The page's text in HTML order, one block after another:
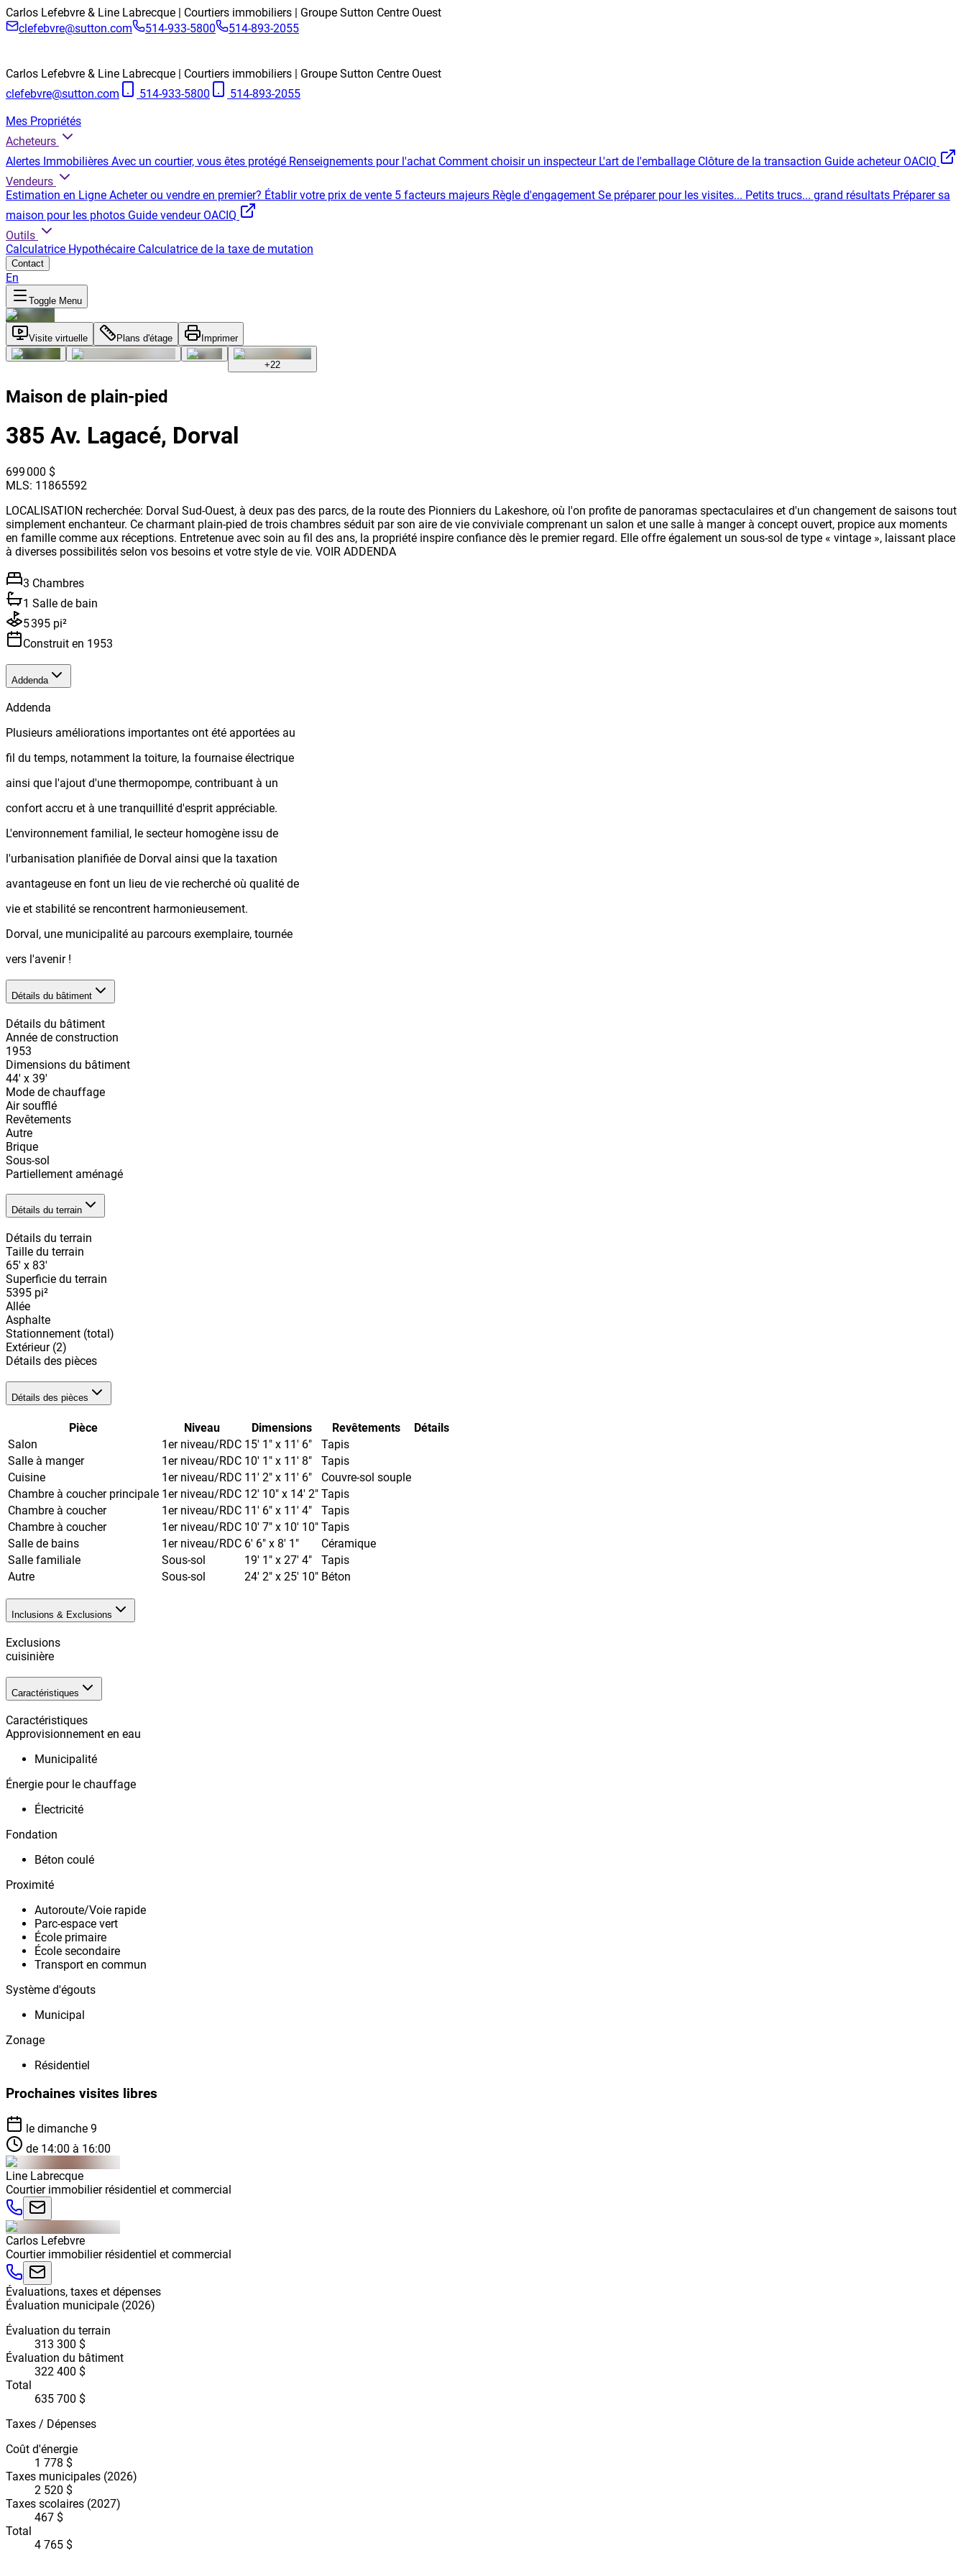
Carlos Lefebvre & Line Labrecque | Courtiers immobiliers | Groupe Sutton Centre Ouest
clefebvre@sutton.com
514-933-5800 514-893-2055
Carlos Lefebvre & Line Labrecque | Courtiers immobiliers | Groupe Sutton Centre Ouest
clefebvre@sutton.com
514-933-5800
514-893-2055
Mes Propriétés
Acheteurs
Alertes Immobilières Avec un courtier, vous êtes protégé Renseignements pour l'achat Comment choisir un inspecteur L'art de l'emballage Clôture de la transaction Guide acheteur OACIQ
Vendeurs
Estimation en Ligne Acheter ou vendre en premier? Établir votre prix de vente 5 facteurs majeurs Règle d'engagement Se préparer pour les visites... Petits trucs... grand résultats Préparer sa
maison pour les photos Guide vendeur OACIQ
Outils
Calculatrice Hypothécaire Calculatrice de la taxe de mutation
Contact
En
Toggle Menu
Visite virtuelle Plans d'étage Imprimer
+22
Maison de plain-pied
385 Av. Lagacé, Dorval
699 000 $
MLS: 11865592
LOCALISATION recherchée: Dorval Sud-Ouest, à deux pas des parcs, de la route des Pionniers du Lakeshore, où l'on profite de panoramas spectaculaires et d'un changement de saisons tout
simplement enchanteur. Ce charmant plain-pied de trois chambres séduit par son aire de vie conviviale comprenant un salon et une salle à manger à concept ouvert, propice aux moments
en famille comme aux réceptions. Entretenue avec soin au fil des ans, la propriété inspire confiance dès le premier regard. Elle offre également un sous-sol de type « vintage », laissant place
à diverses possibilités selon vos besoins et votre style de vie. VOIR ADDENDA
3 Chambres
1 Salle de bain
5 395 pi²
Construit en 1953
Addenda
Addenda
Plusieurs améliorations importantes ont été apportées au
fil du temps, notamment la toiture, la fournaise électrique
ainsi que l'ajout d'une thermopompe, contribuant à un
confort accru et à une tranquillité d'esprit appréciable.
L'environnement familial, le secteur homogène issu de
l'urbanisation planifiée de Dorval ainsi que la taxation
avantageuse en font un lieu de vie recherché où qualité de
vie et stabilité se rencontrent harmonieusement.
Dorval, une municipalité au parcours exemplaire, tournée
vers l'avenir !
Détails du bâtiment
Détails du bâtiment
Année de construction
1953
Dimensions du bâtiment
44' x 39'
Mode de chauffage
Air soufflé
Revêtements
Autre
Brique
Sous-sol
Partiellement aménagé
Détails du terrain
Détails du terrain
Taille du terrain
65' x 83'
Superficie du terrain
5395 pi²
Allée
Asphalte
Stationnement (total)
Extérieur(2)
Détails des pièces
Détails des pièces
Pièce Niveau Dimensions Revêtements
Détails
Salon
1er niveau/RDC 15' 1" x 11' 6"
Tapis
Salle à manger
1er niveau/RDC 10' 1" x 11' 8"
Tapis
Cuisine
1er niveau/RDC 11' 2" x 11' 6"
Couvre-sol souple
Chambre à coucher principale 1er niveau/RDC 12' 10" x 14' 2" Tapis
Chambre à coucher
1er niveau/RDC 11' 6" x 11' 4"
Tapis
Chambre à coucher
1er niveau/RDC 10' 7" x 10' 10" Tapis
Salle de bains
1er niveau/RDC 6' 6" x 8' 1"
Céramique
Salle familiale
Sous-sol 19' 1" x 27' 4"
Tapis
Autre
Sous-sol 24' 2" x 25' 10" Béton
Inclusions & Exclusions
Exclusions
cuisinière
Caractéristiques
Caractéristiques
Approvisionnement en eau
Municipalité
Énergie pour le chauffage
Électricité
Fondation
Béton coulé
Proximité
Autoroute/Voie rapide
Parc-espace vert
École primaire
École secondaire
Transport en commun
Système d'égouts
Municipal
Zonage
Résidentiel
Prochaines visites libres
le dimanche 9
de 14:00 à 16:00
Line Labrecque
Courtier immobilier résidentiel et commercial
Carlos Lefebvre
Courtier immobilier résidentiel et commercial
Évaluations, taxes et dépenses
Évaluation municipale (2026)
Évaluation du terrain
313 300 $
Évaluation du bâtiment
322 400 $
Total
635 700 $
Taxes / Dépenses
Coût d'énergie
1 778 $
Taxes municipales (2026)
2 520 $
Taxes scolaires (2027)
467 $
Total
4 765 $